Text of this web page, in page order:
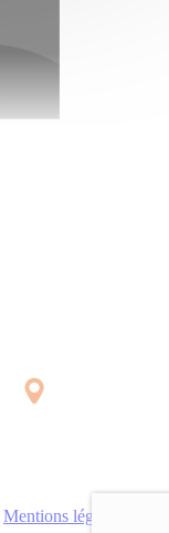
Mentions légales